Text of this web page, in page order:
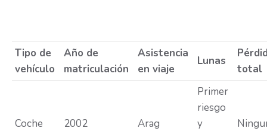
Tipo de
vehículo
Año de
matriculación
Asistencia
en viaje
Lunas
total
Coche 2002 Arag
Primer
riesgo
y